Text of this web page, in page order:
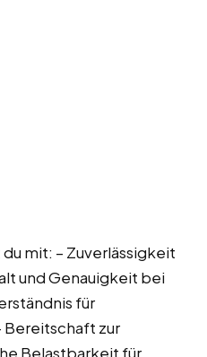
mit: – Zuverlässigkeit
und Genauigkeit bei
für
Bereitschaft zur
Belastbarkeit für